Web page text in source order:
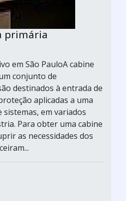
primária
em São PauloA cabine
conjunto de
destinados à entrada de
aplicadas a uma
sistemas, em variados
Para obter uma cabine
as necessidades dos